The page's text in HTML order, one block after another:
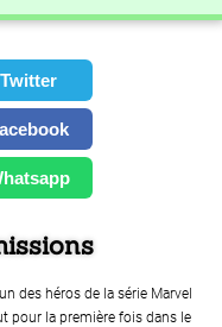
Twitter
des héros de la série Marvel
pour la première fois dans le